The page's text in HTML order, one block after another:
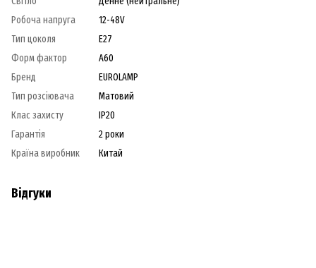
Робоча напруга
12-48V
Тип цоколя
E27
Форм фактор
A60
Бренд
EUROLAMP
Тип розсіювача
Матовий
Клас захисту
IP20
Гарантія
2 роки
Країна виробник
Китай
Відгуки